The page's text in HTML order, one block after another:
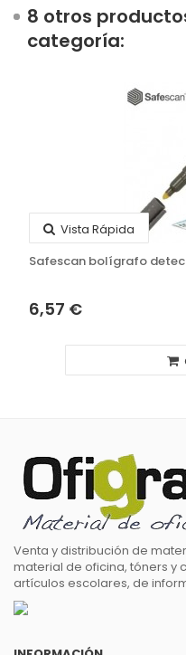
8 otros
categoría:
Vista Rápida
Safescan bolígrafo
6,57 €
Venta y distribución de
material de oficina, tóners y
artículos escolares, de